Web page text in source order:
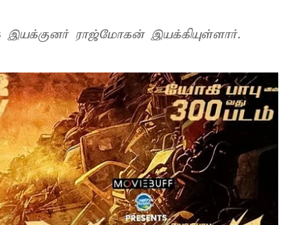
ராஜ்மோகன் இயக்கியுள்ளார்.